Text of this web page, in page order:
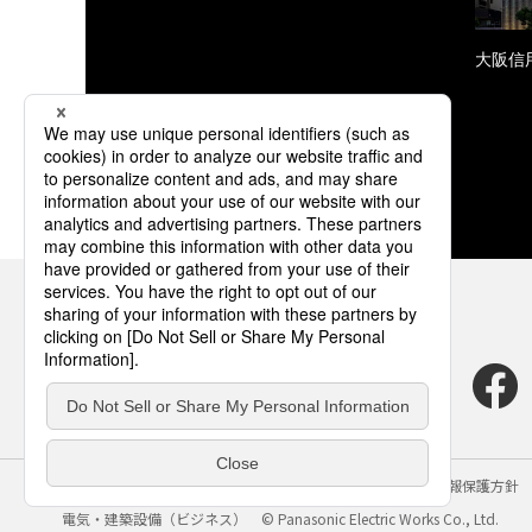
大阪信
サイトのご利用にあたって クッキーポリシー
個人情報保護方針
電気・建築設備（ビジネス）
© Panasonic Electric Works Co., Ltd.